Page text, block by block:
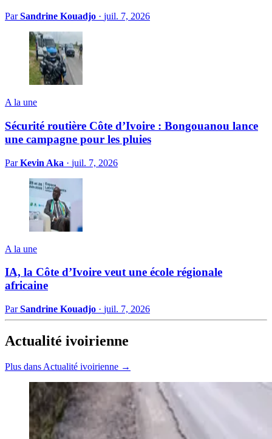
ParSandrine Kouadjo · juil. 7, 2026
A la une
Sécurité routière Côte d’Ivoire : Bongouanou lance
une campagne pour les pluies
ParKevin Aka · juil. 7, 2026
A la une
IA, la Côte d’Ivoire veut une école régionale
africaine
ParSandrine Kouadjo · juil. 7, 2026
Actualité ivoirienne
Plus dans Actualité ivoirienne →